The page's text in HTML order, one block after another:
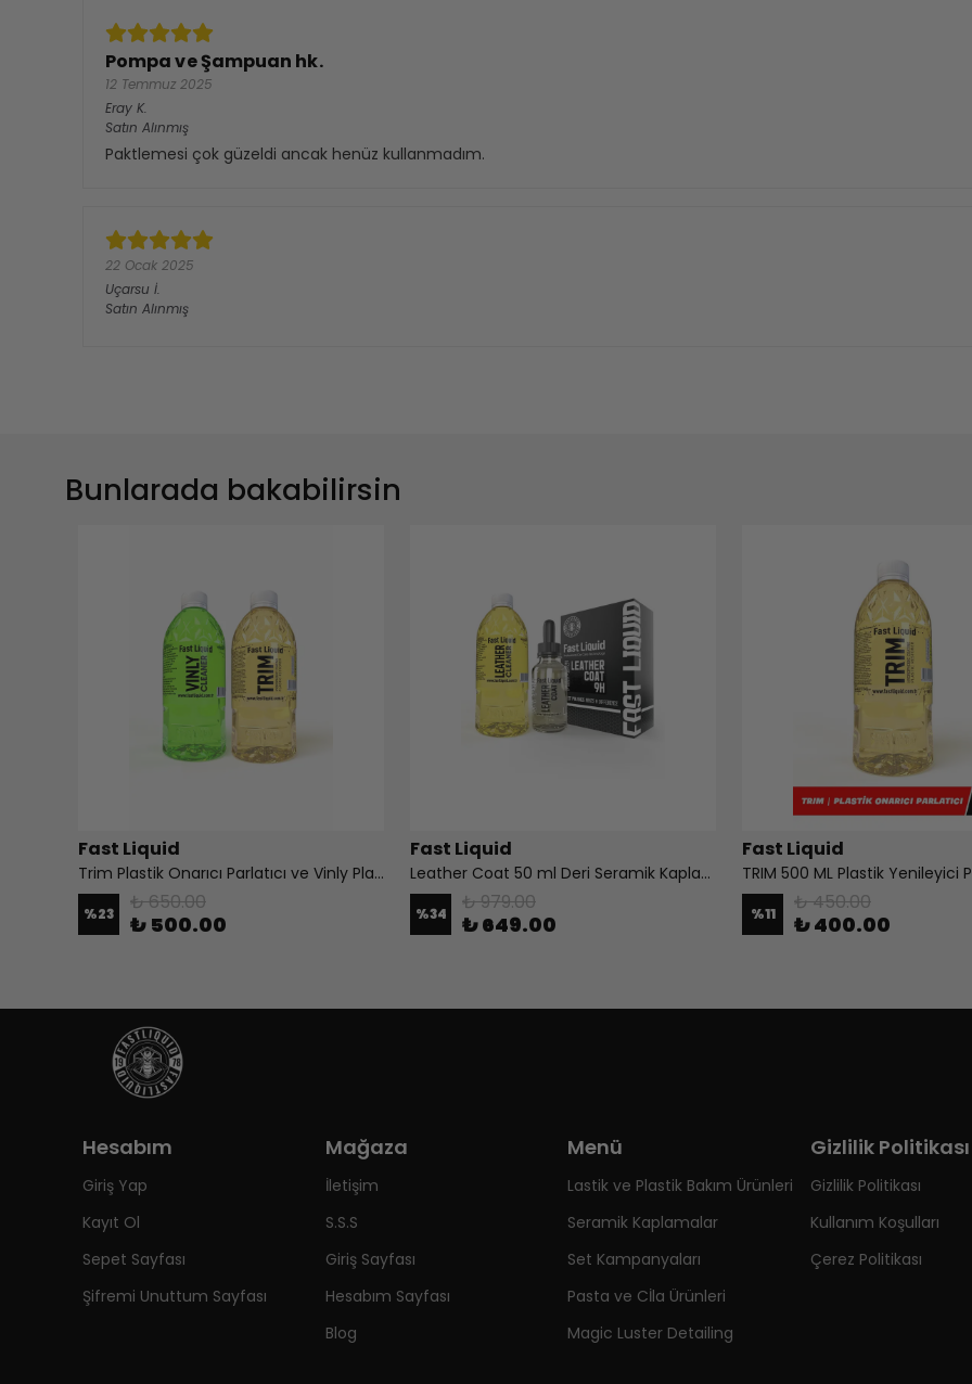
Pompa ve Şampuan hk.
12 Temmuz 2025
Eray K.
Satın Alınmış
Paktlemesi çok güzeldi ancak henüz kullanmadım.
22 Ocak 2025
Uçarsu İ.
Satın Alınmış
Bunlarada bakabilirsin
Fast Liquid
Trim Plastik Onarıcı Parlatıcı ve Vinly Plastik Temizleyici Set Paket
%23 ₺ 650.00
₺ 500.00
Fast Liquid
Leather Coat 50 ml Deri Seramik Kaplama ve Leather Cleaner 500 ml Deri Temizleyici Set Paket
%34 ₺ 979.00
₺ 649.00
Fast Liquid
%11 ₺ 450.00
₺ 400.00
Hesabım
Giriş Yap
Kayıt Ol
Sepet Sayfası
Şifremi Unuttum Sayfası
Mağaza
İletişim
S.S.S
Giriş Sayfası
Hesabım Sayfası
Blog
Menü
Lastik ve Plastik Bakım Ürünleri
Seramik Kaplamalar
Set Kampanyaları
Pasta ve Cİla Ürünleri
Magic Luster Detailing
Gizlilik Politikası
Gizlilik Politikası
Kullanım Koşulları
Çerez Politikası